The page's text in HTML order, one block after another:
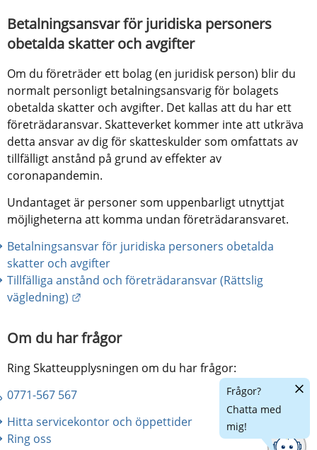
Betalningsansvar för juridiska personers
obetalda skatter och avgifter
Om du företräder ett bolag (en juridisk person) blir du
normalt personligt betalningsansvarig för bolagets
obetalda skatter och avgifter. Det kallas att du har ett
företrädaransvar. Skatteverket kommer inte att utkräva
detta ansvar av dig för skatteskulder som omfattats av
tillfälligt anstånd på grund av effekter av
coronapandemin.
Undantaget är personer som uppenbarligt utnyttjat
möjligheterna att komma undan företrädaransvaret.
Betalningsansvar för juridiska personers obetalda
skatter och avgifter
Tillfälliga anstånd och företrädaransvar (Rättslig
vägledning)
Om du har frågor
Ring Skatteupplysningen om du har frågor:
0771-567 567
Hitta servicekontor och öppettider
Ring oss
Frågor?
Chatta med
mig!
Dölj